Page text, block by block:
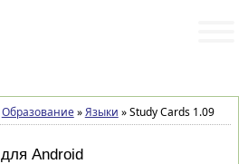
Образование»Языки »Study Cards 1.09
для Android